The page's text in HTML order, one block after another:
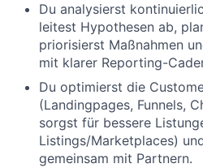
Du analysierst
leitest Hypothesen ab,
priorisierst Maßnahmen
mit klarer Reporting-
Du optimierst die
(Landingpages, Funnels,
sorgst für bessere
Listings/Marketplaces)
gemeinsam mit Partnern.